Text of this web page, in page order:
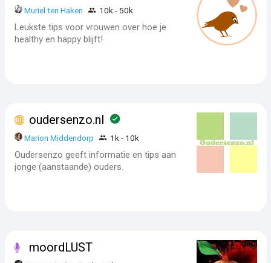
Muriel ten Haken 10k - 50k
Leukste tips voor vrouwen over hoe je
healthy en happy blijft!
oudersenzo.nl
Marion Middendorp 1k - 10k
Oudersenzo geeft informatie en tips aan
jonge (aanstaande) ouders.
moordLUST